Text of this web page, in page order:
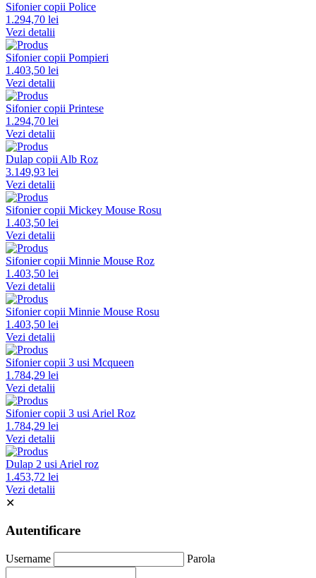
Sifonier copii Police
1.294,70 lei
Vezi detalii
Sifonier copii Pompieri
1.403,50 lei
Vezi detalii
Sifonier copii Printese
1.294,70 lei
Vezi detalii
Dulap copii Alb Roz
3.149,93 lei
Vezi detalii
Sifonier copii Mickey Mouse Rosu
1.403,50 lei
Vezi detalii
Sifonier copii Minnie Mouse Roz
1.403,50 lei
Vezi detalii
Sifonier copii Minnie Mouse Rosu
1.403,50 lei
Vezi detalii
Sifonier copii 3 usi Mcqueen
1.784,29 lei
Vezi detalii
Sifonier copii 3 usi Ariel Roz
1.784,29 lei
Vezi detalii
Dulap 2 usi Ariel roz
1.453,72 lei
Vezi detalii
✕
Autentificare
Username Parola